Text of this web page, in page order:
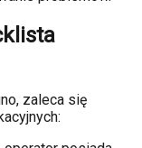
zaleca się